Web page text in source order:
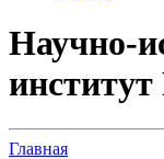
Научно-
институт
Главная